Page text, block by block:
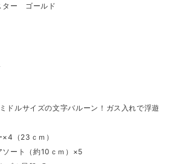
ター ゴールド
ルサイズの文字バルーン！ガス入れで浮遊
×4（23ｃｍ）
ソート（約10ｃｍ）×5